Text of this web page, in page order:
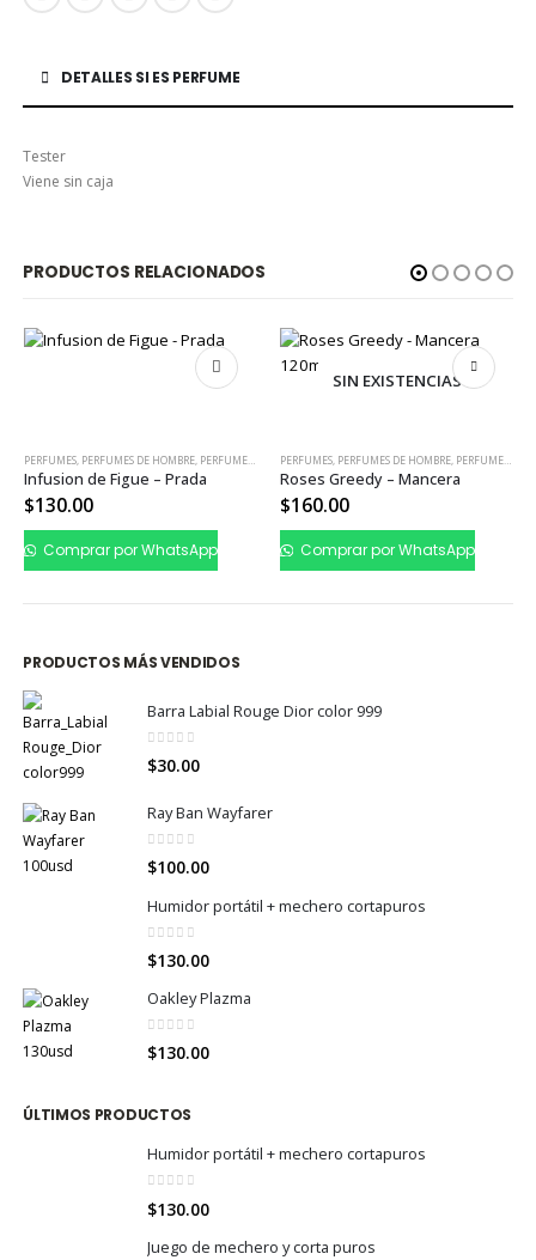
DETALLES SI ES PERFUME
Tester
Viene sin caja
PRODUCTOS RELACIONADOS
PERFUMES DE HOMBRE,PERFUMES DE MUJER
de Figue – Prada
por WhatsApp
SIN EXISTENCIAS
PERFUMES PERFUMES DE HOMBRE,PERFUMES DE MUJER
Roses Greedy – Mancera
Comprar por WhatsApp
PERFUMES
PRODUCTOS MÁS VENDIDOS
Barra Labial Rouge Dior color 999
0
$30.00
Ray Ban Wayfarer
0
$100.00
Humidor portátil + mechero cortapuros
0
$130.00
Oakley Plazma
0out of 5
$130.00
ÚLTIMOS PRODUCTOS
Humidor portátil + mechero cortapuros
0
$130.00
Juego de mechero y corta puros